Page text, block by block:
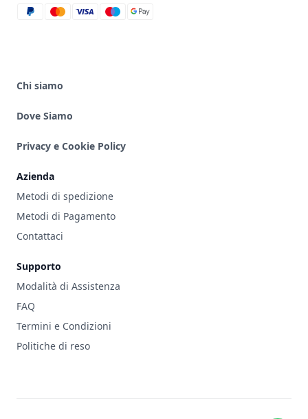
paypal
mastercard
visa
maestro
google_pay
Chi siamo
Dove Siamo
Privacy e Cookie Policy
Azienda
Metodi di spedizione
Metodi di Pagamento
Contattaci
Supporto
Modalità di Assistenza
FAQ
Termini e Condizioni
Politiche di reso